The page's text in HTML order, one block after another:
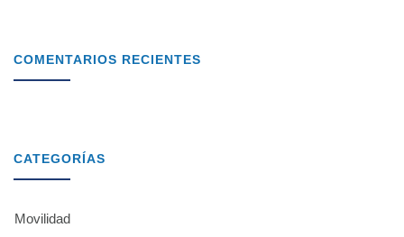
COMENTARIOS RECIENTES
CATEGORÍAS
Movilidad